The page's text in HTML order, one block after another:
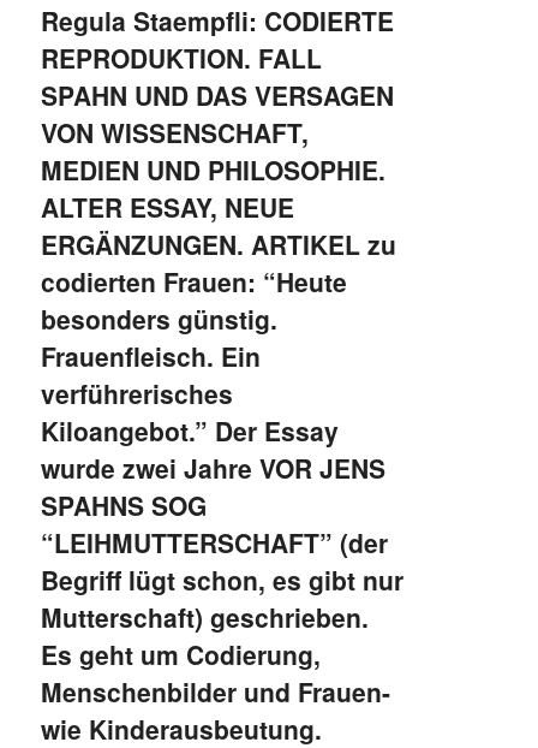
Regula Staempfli: CODIERTE
REPRODUKTION. FALL
SPAHN UND DAS VERSAGEN
VON WISSENSCHAFT,
MEDIEN UND PHILOSOPHIE.
ALTER ESSAY, NEUE
ERGÄNZUNGEN. ARTIKEL zu
codierten Frauen: “Heute
besonders günstig.
Frauenfleisch. Ein
verführerisches
Kiloangebot.” Der Essay
wurde zwei Jahre VOR JENS
SPAHNS SOG
“LEIHMUTTERSCHAFT” (der
Begriff lügt schon, es gibt nur
Mutterschaft) geschrieben.
Es geht um Codierung,
Menschenbilder und Frauen-
wie Kinderausbeutung.